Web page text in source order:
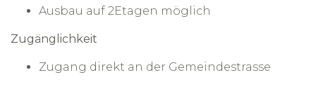
Ausbau auf 2Etagen möglich
Zugänglichkeit
Zugang direkt an der Gemeindestrasse